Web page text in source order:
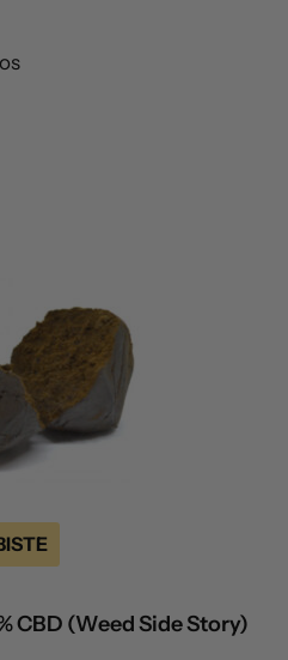
CBD (Weed Side Story)